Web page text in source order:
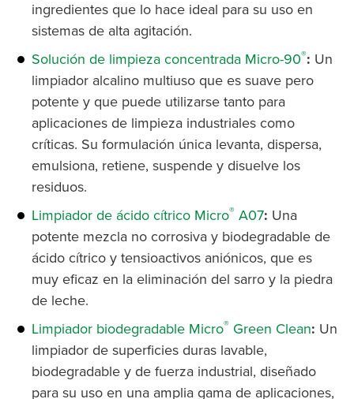
ingredientes que lo hace ideal para su uso en
sistemas de alta agitación.
Solución de limpieza concentrada Micro-90®: Un
limpiador alcalino multiuso que es suave pero
potente y que puede utilizarse tanto para
aplicaciones de limpieza industriales como
críticas. Su formulación única levanta, dispersa,
emulsiona, retiene, suspende y disuelve los
residuos.
Limpiador de ácido cítrico Micro® A07: Una
potente mezcla no corrosiva y biodegradable de
ácido cítrico y tensioactivos aniónicos, que es
muy eficaz en la eliminación del sarro y la piedra
de leche.
Limpiador biodegradable Micro® Green Clean: Un
limpiador de superficies duras lavable,
biodegradable y de fuerza industrial, diseñado
para su uso en una amplia gama de aplicaciones,